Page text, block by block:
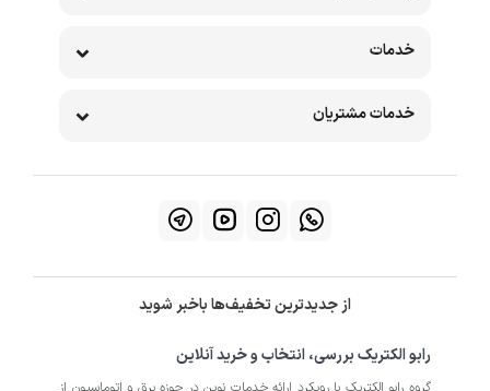
خدمات
خدمات مشتریان
از جدیدترین تخفیف‌ها باخبر شوید
رابو الکتریک بررسی، انتخاب و خرید آنلاین